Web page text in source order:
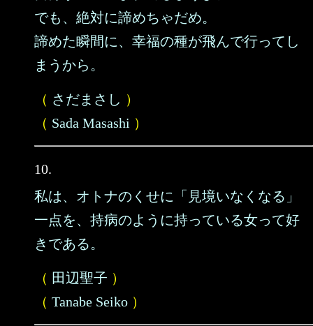
でも、絶対に諦めちゃだめ。
諦めた瞬間に、幸福の種が飛んで行ってし
まうから。
（ さだまさし ）
（ Sada Masashi ）
10.
私は、オトナのくせに「見境いなくなる」
一点を、持病のように持っている女って好
きである。
（ 田辺聖子 ）
（ Tanabe Seiko ）